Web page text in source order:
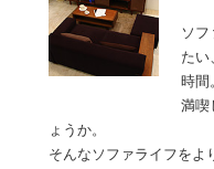
ソ
たい
時間
満喫
ょうか。
そんなソファライフをよ